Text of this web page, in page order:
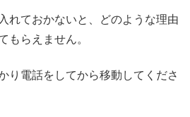
れておかないと、どのような理由
もらえません。
り電話をしてから移動してくださ